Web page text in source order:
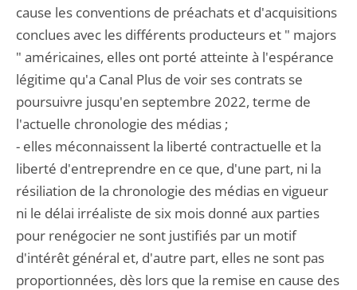
cause les conventions de préachats et d'acquisitions
conclues avec les différents producteurs et " majors
" américaines, elles ont porté atteinte à l'espérance
légitime qu'a Canal Plus de voir ses contrats se
poursuivre jusqu'en septembre 2022, terme de
l'actuelle chronologie des médias ;
- elles méconnaissent la liberté contractuelle et la
liberté d'entreprendre en ce que, d'une part, ni la
résiliation de la chronologie des médias en vigueur
ni le délai irréaliste de six mois donné aux parties
pour renégocier ne sont justifiés par un motif
d'intérêt général et, d'autre part, elles ne sont pas
proportionnées, dès lors que la remise en cause des